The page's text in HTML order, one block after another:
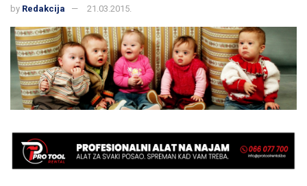
by Redakcija 21.03.2015.